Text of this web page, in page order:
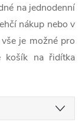
na jednodenní
nákup nebo v
je možné pro
košík na řidítka